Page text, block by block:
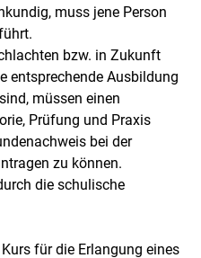
muss jene Person
bzw. in Zukunft
entsprechende Ausbildung
müssen einen
Prüfung und Praxis
bei der
zu können.
die schulische
für die Erlangung eines